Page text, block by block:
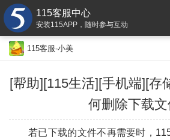
115客服中心
安装115APP，随时参与互动
115客服-小美
[帮助][115生活][手机端][存
何删除下载
若已下载的文件不再需要时，